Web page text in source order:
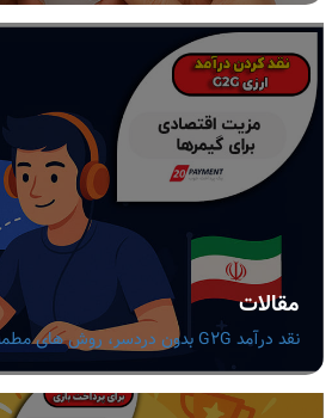
مقالات
نقد درآمد G2G بدون دردسر، روش های مطمئن برای گیمرهای ایرانی